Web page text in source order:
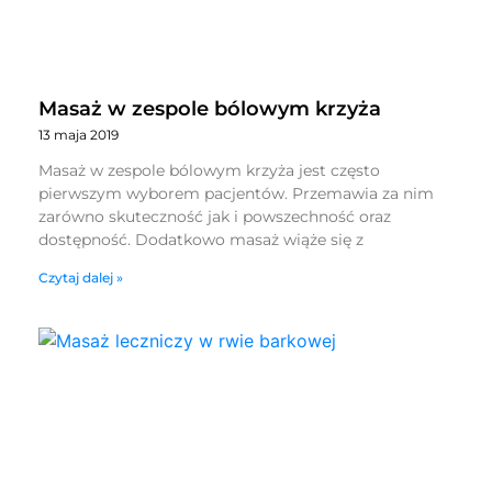
Masaż w zespole bólowym krzyża
13 maja 2019
Masaż w zespole bólowym krzyża jest często
pierwszym wyborem pacjentów. Przemawia za nim
zarówno skuteczność jak i powszechność oraz
dostępność. Dodatkowo masaż wiąże się z
Czytaj dalej »